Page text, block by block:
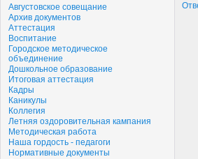
Августовское совещание
Архив документов
Аттестация
Воспитание
Городское методическое
объединение
Дошкольное образование
Итоговая аттестация
Кадры
Каникулы
Коллегия
Летняя оздоровительная кампания
Методическая работа
Наша гордость - педагоги
Нормативные документы